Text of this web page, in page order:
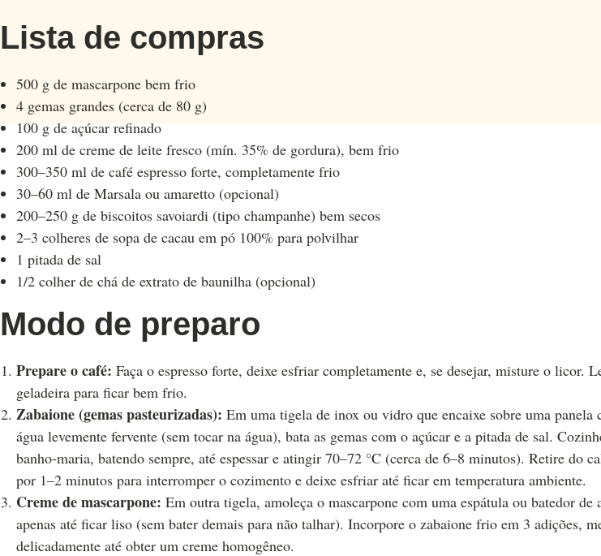
Lista de compras
500 g de mascarpone bem frio
4 gemas grandes (cerca de 80 g)
100 g de açúcar refinado
200 ml de creme de leite fresco (mín. 35% de gordura), bem frio
300–350 ml de café espresso forte, completamente frio
30–60 ml de Marsala ou amaretto (opcional)
200–250 g de biscoitos savoiardi (tipo champanhe) bem secos
2–3 colheres de sopa de cacau em pó 100% para polvilhar
1 pitada de sal
1/2 colher de chá de extrato de baunilha (opcional)
Modo de preparo
Prepare o café: Faça o espresso forte, deixe esfriar completamente e, se desejar, misture o licor.
geladeira para ficar bem frio.
Zabaione (gemas pasteurizadas): Em uma tigela de inox ou vidro que encaixe sobre uma panela
água levemente fervente (sem tocar na água), bata as gemas com o açúcar e a pitada de sal.
banho-maria, batendo sempre, até espessar e atingir 70–72 °C (cerca de 6–8 minutos). Retire do
por 1–2 minutos para interromper o cozimento e deixe esfriar até ficar em temperatura ambiente.
Creme de mascarpone: Em outra tigela, amoleça o mascarpone com uma espátula ou batedor de
apenas até ficar liso (sem bater demais para não talhar). Incorpore o zabaione frio em 3 adições,
delicadamente até obter um creme homogêneo.